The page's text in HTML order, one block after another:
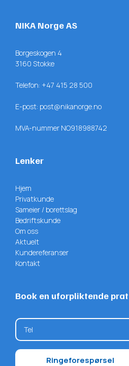
NIKA Norge AS
Borgeskogen 4
3160 Stokke
Telefon: +47 415 28 500
E-post: post@nikanorge.no
MVA-nummer NO918988742
Lenker
Hjem
Privatkunde
Sameier / borettslag
Bedriftskunde
Om oss
Aktuelt
Kundereferanser
Kontakt
Book en uforpliktende prat